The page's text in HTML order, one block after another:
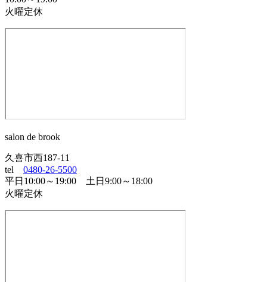
火曜定休
salon de brook
久喜市西187-11
tel 0480-26-5500
平日10:00～19:00 土日9:00～18:00
火曜定休